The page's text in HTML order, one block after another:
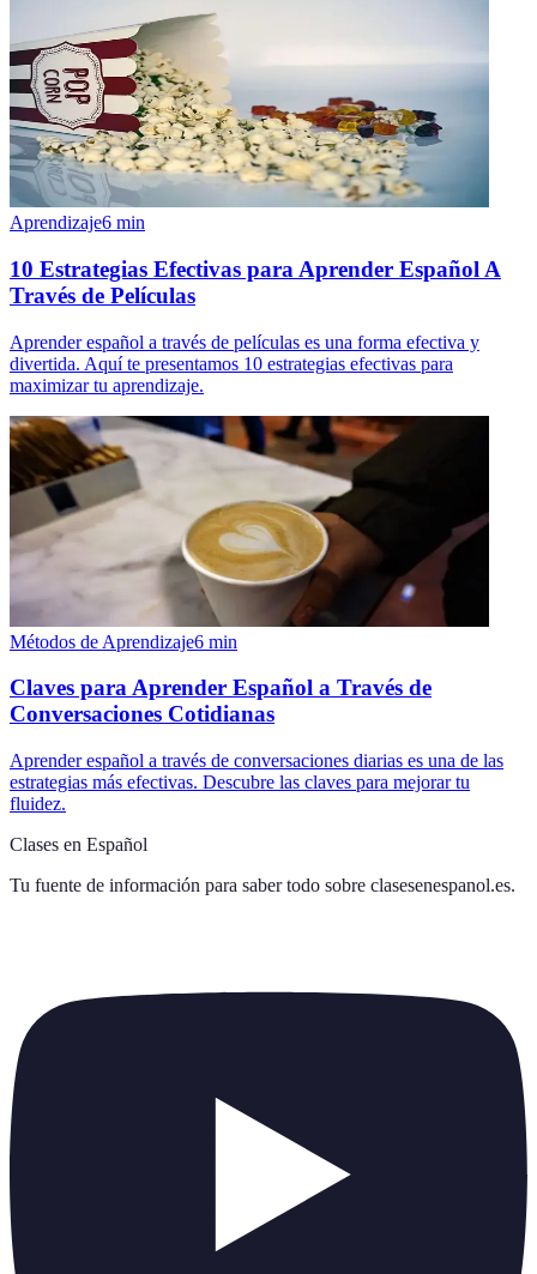
Aprendizaje6 min
10 Estrategias Efectivas para Aprender Español A
Través de Películas
Aprender español a través de películas es una forma efectiva y
divertida. Aquí te presentamos 10 estrategias efectivas para
maximizar tu aprendizaje.
Métodos de Aprendizaje6 min
Claves para Aprender Español a Través de
Conversaciones Cotidianas
Aprender español a través de conversaciones diarias es una de las
estrategias más efectivas. Descubre las claves para mejorar tu
fluidez.
Clases en Español
Tu fuente de información para saber todo sobre clasesenespanol.es.